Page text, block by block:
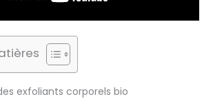
exfoliants corporels bio